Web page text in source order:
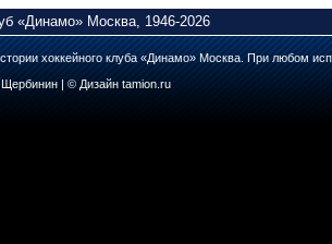
«Динамо» Москва, 1946-2026
хоккейного клуба «Динамо» Москва. При любом
| © Дизайн tamion.ru